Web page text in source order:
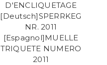
D'ENCLIQUETAGE
[Deutsch]SPERRKEG
NR. 2011
[Espagnol]MUELLE
TRIQUETE NUMERO
2011